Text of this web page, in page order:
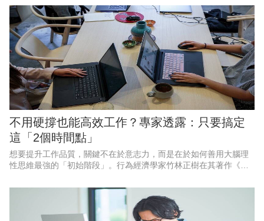
不用硬撐也能高效工作？專家透露：只要搞定
這「2個時間點」
想要提升工作品質，關鍵不在於意志力，而是在於如何善用大腦理
性思維最強的「初始階段」。行為經濟學家竹林正樹在其著作《高
時，大腦的專注力最高。由於